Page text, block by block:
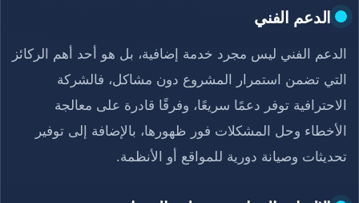
الدعم الفني
الدعم الفني ليس مجرد خدمة إضافية، بل هو أحد أهم الركائز
التي تضمن استمرار المشروع دون مشاكل، فالشركة
الاحترافية توفر دعمًا سريعًا، وفرقًا قادرة على معالجة
الأخطاء وحل المشكلات فور ظهورها، بالإضافة إلى توفير
تحديثات وصيانة دورية للمواقع أو الأنظمة.